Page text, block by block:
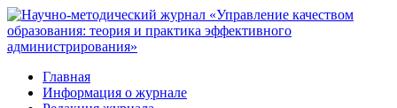
Перейти
к
контенту
Главная
Информация о журнале